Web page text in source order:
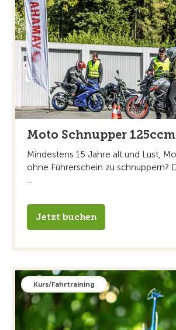
Moto Schnupper 125ccm
Mindestens 15 Jahre alt und Lust,
ohne Führerschein zu schnuppern?
...
Jetzt buchen
Kurs/Fahrtraining